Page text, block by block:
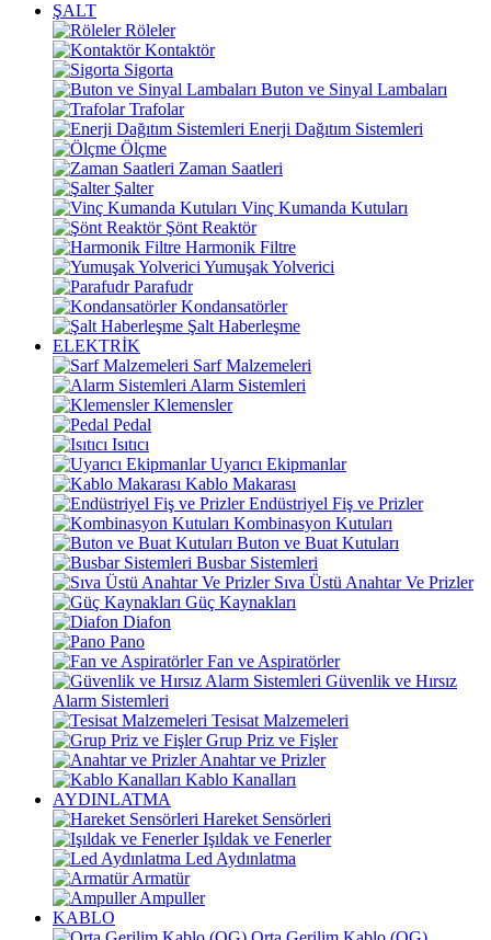
ŞALT
Röleler
Kontaktör
Sigorta
Buton ve Sinyal Lambaları
Trafolar
Enerji Dağıtım Sistemleri
Ölçme
Zaman Saatleri
Şalter
Vinç Kumanda Kutuları
Şönt Reaktör
Harmonik Filtre
Yumuşak Yolverici
Parafudr
Kondansatörler
Şalt Haberleşme
ELEKTRİK
Sarf Malzemeleri
Alarm Sistemleri
Klemensler
Pedal
Isıtıcı
Uyarıcı Ekipmanlar
Kablo Makarası
Endüstriyel Fiş ve Prizler
Kombinasyon Kutuları
Buton ve Buat Kutuları
Busbar Sistemleri
Sıva Üstü Anahtar Ve Prizler
Güç Kaynakları
Diafon
Pano
Fan ve Aspiratörler
Güvenlik ve Hırsız
Alarm Sistemleri
Tesisat Malzemeleri
Grup Priz ve Fişler
Anahtar ve Prizler
Kablo Kanalları
AYDINLATMA
Hareket Sensörleri
Işıldak ve Fenerler
Led Aydınlatma
Armatür
Ampuller
KABLO